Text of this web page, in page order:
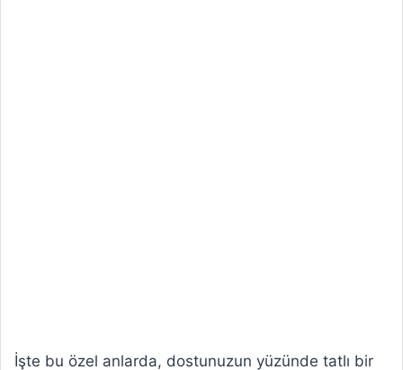
İşte bu özel anlarda, dostunuzun yüzünde tatlı bir